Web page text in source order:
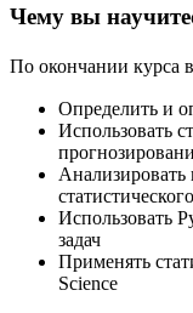
Чему вы
По окончании курса
Определить и
Использовать
Анализировать
Использовать
задач
Применять
Science